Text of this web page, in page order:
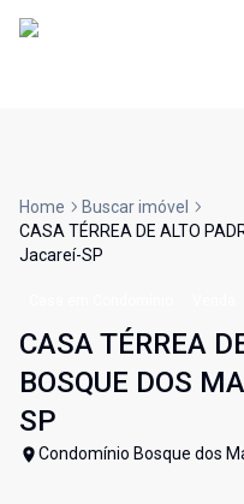
Home
Buscar imóvel
CASA TÉRREA DE ALTO
Jacareí-SP
CASA TÉRREA
BOSQUE DOS
SP
Condomínio Bosque dos